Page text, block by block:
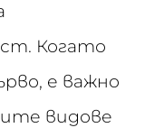
Когато
е важно
видове